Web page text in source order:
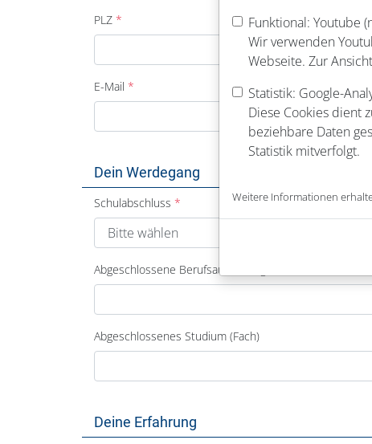
PLZ
E-Mail
Dein Werdegang
Schulabschluss
Abgeschlossene Berufsausbildung
Abgeschlossenes Studium (Fach)
Deine Erfahrung
Funktional: Youtube
Wir verwenden
Webseite. Zur
Statistik: Google-
Diese Cookies dient
beziehbare Daten
Statistik mitverfolgt.
Weitere Informationen